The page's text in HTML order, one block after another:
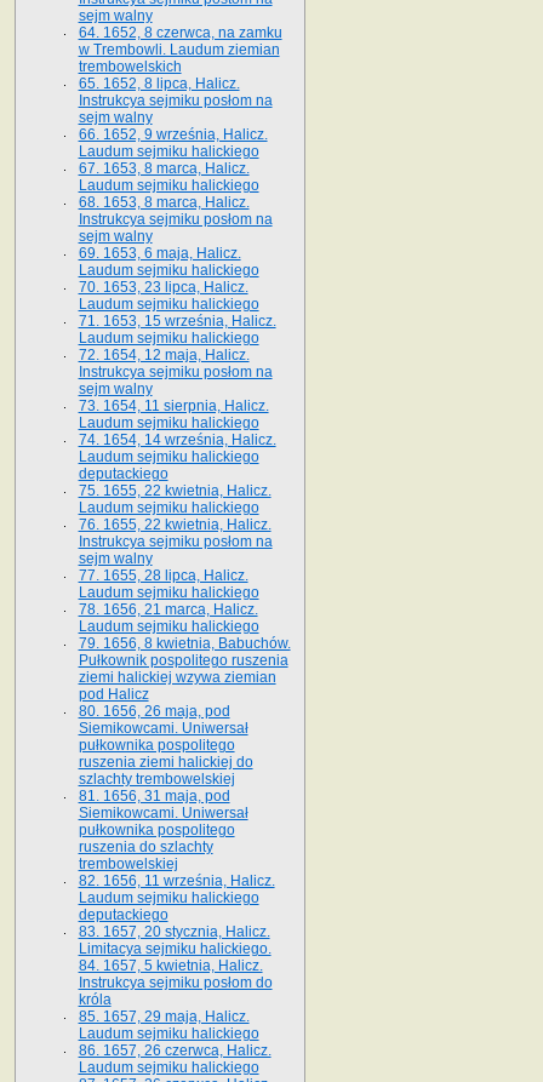
sejm walny
64. 1652, 8 czerwca, na zamku
w Trembowli. Laudum ziemian
trembowelskich
65. 1652, 8 lipca, Halicz.
Instrukcya sejmiku posłom na
sejm walny
66. 1652, 9 września, Halicz.
Laudum sejmiku halickiego
67. 1653, 8 marca, Halicz.
Laudum sejmiku halickiego
68. 1653, 8 marca, Halicz.
Instrukcya sejmiku posłom na
sejm walny
69. 1653, 6 maja, Halicz.
Laudum sejmiku halickiego
70. 1653, 23 lipca, Halicz.
Laudum sejmiku halickiego
71. 1653, 15 września, Halicz.
Laudum sejmiku halickiego
72. 1654, 12 maja, Halicz.
Instrukcya sejmiku posłom na
sejm walny
73. 1654, 11 sierpnia, Halicz.
Laudum sejmiku halickiego
74. 1654, 14 września, Halicz.
Laudum sejmiku halickiego
deputackiego
75. 1655, 22 kwietnia, Halicz.
Laudum sejmiku halickiego
76. 1655, 22 kwietnia, Halicz.
Instrukcya sejmiku posłom na
sejm walny
77. 1655, 28 lipca, Halicz.
Laudum sejmiku halickiego
78. 1656, 21 marca, Halicz.
Laudum sejmiku halickiego
79. 1656, 8 kwietnia, Babuchów.
Pułkownik pospolitego ruszenia
ziemi halickiej wzywa ziemian
pod Halicz
80. 1656, 26 maja, pod
Siemikowcami. Uniwersał
pułkownika pospolitego
ruszenia ziemi halickiej do
szlachty trembowelskiej
81. 1656, 31 maja, pod
Siemikowcami. Uniwersał
pułkownika pospolitego
ruszenia do szlachty
trembowelskiej
82. 1656, 11 września, Halicz.
Laudum sejmiku halickiego
deputackiego
83. 1657, 20 stycznia, Halicz.
Limitacya sejmiku halickiego.
84. 1657, 5 kwietnia, Halicz.
Instrukcya sejmiku posłom do
króla
85. 1657, 29 maja, Halicz.
Laudum sejmiku halickiego
86. 1657, 26 czerwca, Halicz.
Laudum sejmiku halickiego